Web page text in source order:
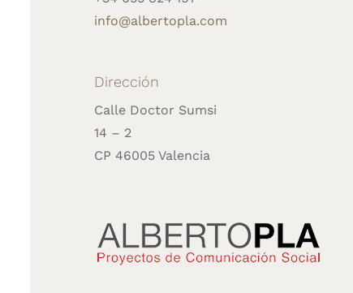
info@albertopla.com
Dirección
Calle Doctor Sumsi
14 – 2
CP 46005 Valencia